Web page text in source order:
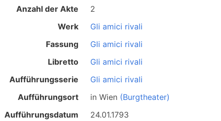
Anzahl der Akte
2
Werk
Gli amici rivali
Fassung
Gli amici rivali
Libretto
Gli amici rivali
Aufführungsserie
Gli amici rivali
Aufführungsort
inWien (Burgtheater)
Aufführungsdatum
24.01.1793